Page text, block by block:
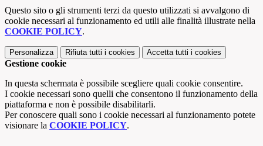
Questo sito o gli strumenti terzi da questo utilizzati si avvalgono di
cookie necessari al funzionamento ed utili alle finalità illustrate nella
COOKIE POLICY.
Personalizza Rifiuta tutti i cookies Accetta tutti i cookies
Gestione cookie
In questa schermata è possibile scegliere quali cookie consentire.
I cookie necessari sono quelli che consentono il funzionamento della
piattaforma e non è possibile disabilitarli.
Per conoscere quali sono i cookie necessari al funzionamento potete
visionare la COOKIE POLICY.